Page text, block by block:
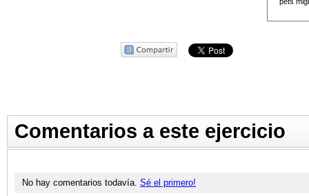
Comentarios a este ejercicio
No hay comentarios todavía. Sé el primero!